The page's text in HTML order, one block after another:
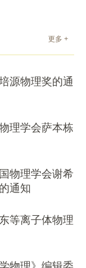
更多 +
源物理奖的通
理学会萨本栋
物理学会谢希
通知
等离子体物理